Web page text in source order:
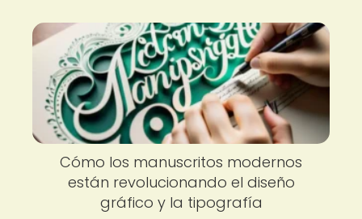
Cómo los manuscritos modernos
están revolucionando el diseño
gráfico y la tipografía